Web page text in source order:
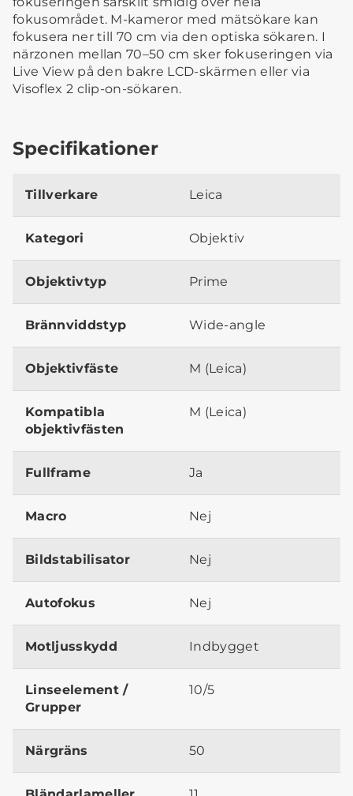
fokusområdet. M-kameror med mätsökare kan
fokusera ner till 70 cm via den optiska sökaren. I
närzonen mellan 70–50 cm sker fokuseringen via
Live View på den bakre LCD-skärmen eller via
Visoflex 2 clip-on-sökaren.
Specifikationer
Tillverkare Leica
Kategori Objektiv
Objektivtyp Prime
Brännviddstyp Wide-angle
Objektivfäste M (Leica)
Kompatibla
objektivfästen
M (Leica)
Fullframe Ja
Macro Nej
Bildstabilisator Nej
Autofokus Nej
Motljusskydd Indbygget
Linseelement /
Grupper
10/5
Närgräns 50